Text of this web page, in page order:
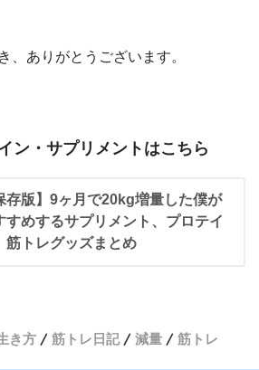
、ありがとうございます。
ン・サプリメントはこちら
存版】9ヶ月で20kg増量した僕が
すめするサプリメント、プロテイ
筋トレグッズまとめ
き方 筋トレ日記 減量 筋トレ